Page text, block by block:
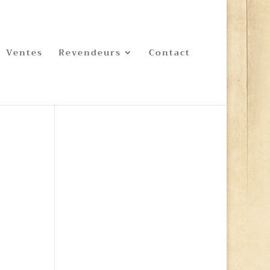
Ventes Revendeurs Contact